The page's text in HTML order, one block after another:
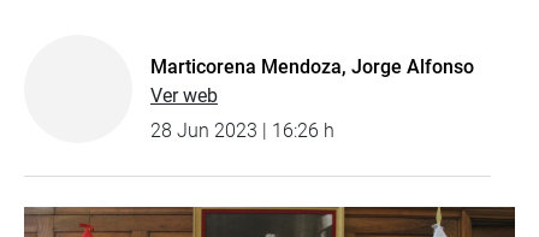
Marticorena Mendoza, Jorge Alfonso
Ver web
28 Jun 2023 | 16:26 h